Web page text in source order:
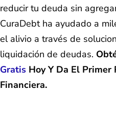
reducir tu deuda sin
CuraDebt ha ayudado a
el alivio a través de
liquidación de deudas.
Gratis Hoy Y Da El Primer
Financiera.